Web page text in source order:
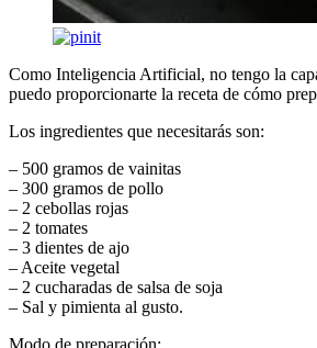
Como Inteligencia Artificial, no tengo la
puedo proporcionarte la receta de cómo
Los ingredientes que necesitarás son:
– 500 gramos de vainitas
– 300 gramos de pollo
– 2 cebollas rojas
– 2 tomates
– 3 dientes de ajo
– Aceite vegetal
– 2 cucharadas de salsa de soja
– Sal y pimienta al gusto.